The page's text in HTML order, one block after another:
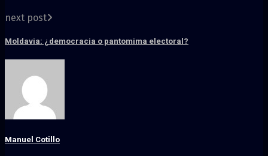
next post
Moldavia: ¿democracia o pantomima electoral?
Manuel Cotillo